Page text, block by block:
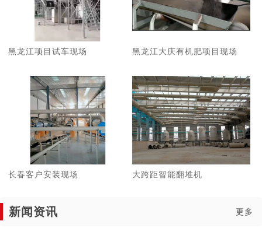
黑龙江项目试车现场 黑龙江大庆有机肥项目现场
长春客户安装现场 大跨距智能翻堆机
新闻资讯 更多